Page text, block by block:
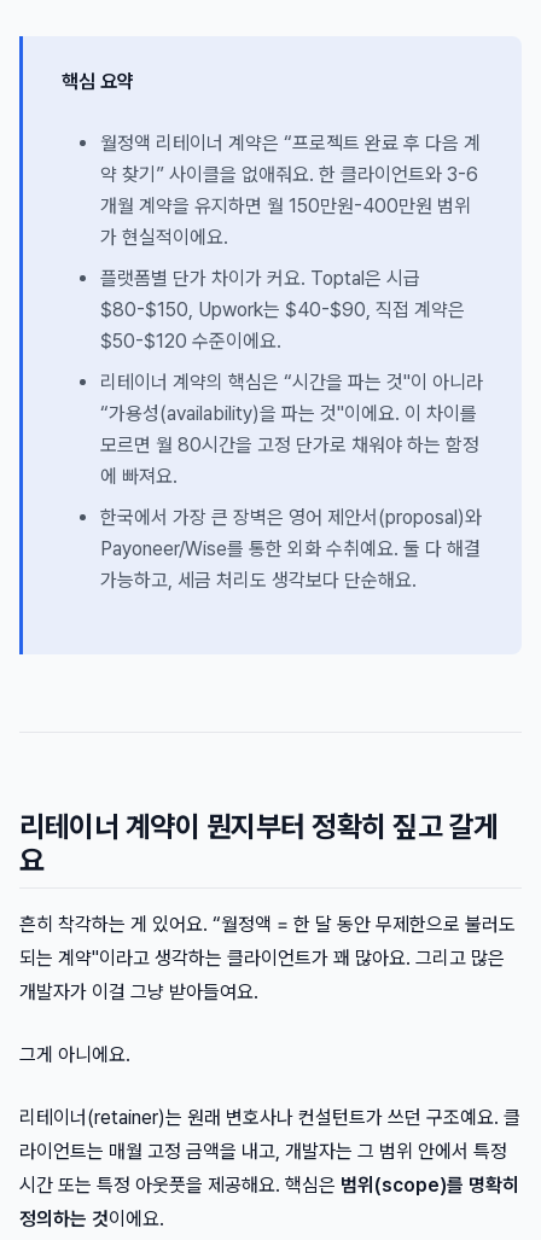
핵심 요약
월정액 리테이너 계약은 “프로젝트 완료 후 다음 계
약 찾기” 사이클을 없애줘요. 한 클라이언트와 3-6
개월 계약을 유지하면 월 150만원-400만원 범위
가 현실적이에요.
플랫폼별 단가 차이가 커요. Toptal은 시급
$80-$150, Upwork는 $40-$90, 직접 계약은
$50-$120 수준이에요.
리테이너 계약의 핵심은 “시간을 파는 것"이 아니라
“가용성(availability)을 파는 것"이에요. 이 차이를
모르면 월 80시간을 고정 단가로 채워야 하는 함정
에 빠져요.
한국에서 가장 큰 장벽은 영어 제안서(proposal)와
Payoneer/Wise를 통한 외화 수취예요. 둘 다 해결
가능하고, 세금 처리도 생각보다 단순해요.
리테이너 계약이 뭔지부터 정확히 짚고 갈게
요
흔히 착각하는 게 있어요. “월정액 = 한 달 동안 무제한으로 불러도
되는 계약"이라고 생각하는 클라이언트가 꽤 많아요. 그리고 많은
개발자가 이걸 그냥 받아들여요.
그게 아니에요.
리테이너(retainer)는 원래 변호사나 컨설턴트가 쓰던 구조예요. 클
라이언트는 매월 고정 금액을 내고, 개발자는 그 범위 안에서 특정
시간 또는 특정 아웃풋을 제공해요. 핵심은 범위(scope)를 명확히
정의하는 것이에요.